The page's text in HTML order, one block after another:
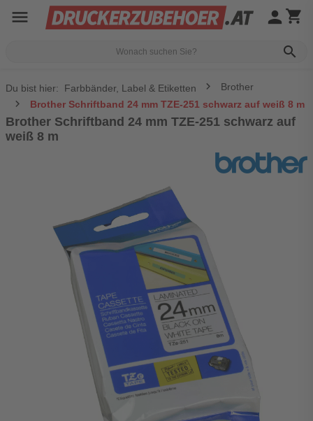
menu
search
person shopping_cart
Du bist hier: Farbbänder, Label & Etiketten
Brother
Brother Schriftband 24 mm TZE-251 schwarz auf weiß 8 m
Brother Schriftband 24 mm TZE-251 schwarz auf
weiß 8 m